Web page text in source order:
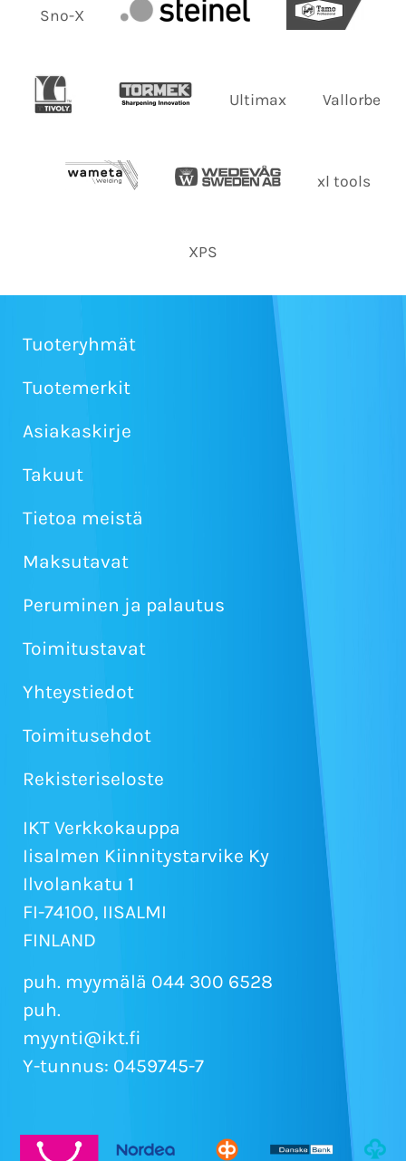
Sno-X
Ultimax Vallorbe
xl tools
XPS
Tuoteryhmät
Tuotemerkit
Asiakaskirje
Takuut
Tietoa meistä
Maksutavat
Peruminen ja palautus
Toimitustavat
Yhteystiedot
Toimitusehdot
Rekisteriseloste
IKT Verkkokauppa
Iisalmen Kiinnitystarvike Ky
Ilvolankatu 1
FI-74100, IISALMI
FINLAND
puh. myymälä 044 300 6528
puh.
myynti@ikt.fi
Y-tunnus: 0459745-7